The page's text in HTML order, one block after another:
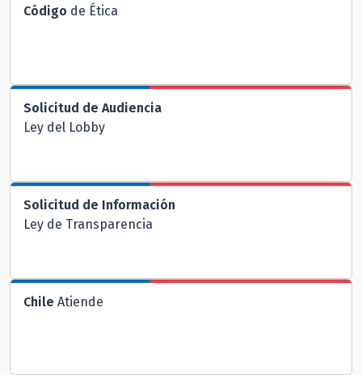
Código de Ética
Solicitud de Audiencia
Ley del Lobby
Solicitud de Información
Ley de Transparencia
Chile Atiende